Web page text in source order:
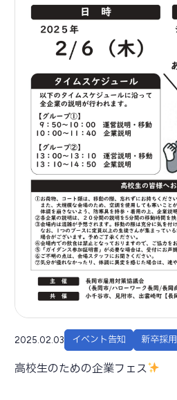
2025.02.03 イベント告知 新卒採用
高校生のための企業フェス